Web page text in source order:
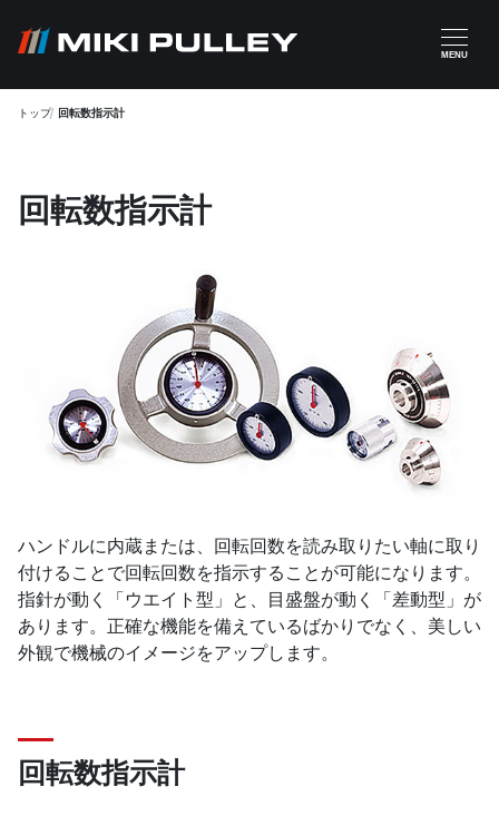
MENU
トップ 回転数指示計
回転数指示計
ハンドルに内蔵または、回転回数を読み取りたい軸に取り
付けることで回転回数を指示することが可能になります。
指針が動く「ウエイト型」と、目盛盤が動く「差動型」が
あります。正確な機能を備えているばかりでなく、美しい
外観で機械のイメージをアップします。
回転数指示計